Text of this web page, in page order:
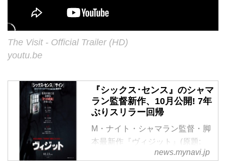
The Visit - Official Trailer (HD)
youtu.be
『シックス･センス』のシャマ
ラン監督新作、10月公開! 7年
ぶりスリラー回帰
M・ナイト・シャマラン監督・脚
本最新作『ヴィジット』(原題:
『The Visit』)が、10月23日に全
news.mynavi.jp